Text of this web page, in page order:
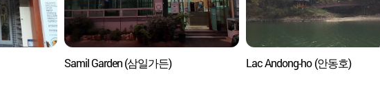
Samil Garden (삼일가든) Lac Andong-ho (안동호)